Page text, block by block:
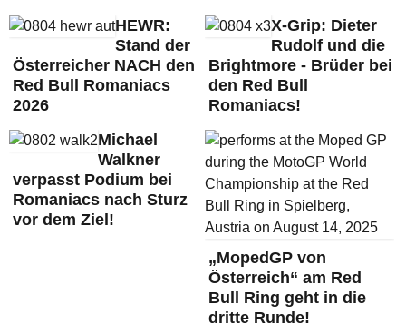
HEWR:
Stand der
Österreicher NACH den
Red Bull Romaniacs
2026
X-Grip: Dieter
Rudolf und die
Brightmore - Brüder bei
den Red Bull
Romaniacs!
Michael
Walkner
verpasst Podium bei
Romaniacs nach Sturz
vor dem Ziel!
„MopedGP von
Österreich“ am Red
Bull Ring geht in die
dritte Runde!